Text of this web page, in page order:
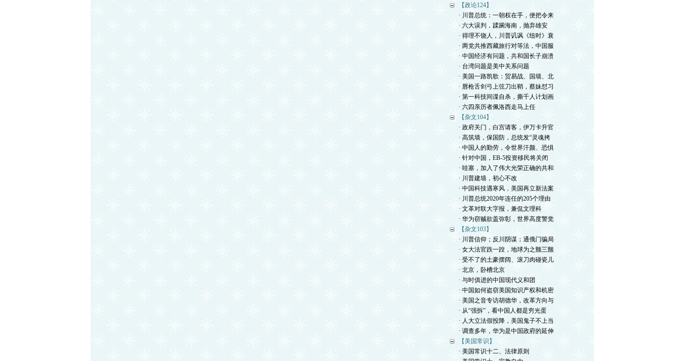
【政论124】
· 川普总统：一朝权在手，便把令来
· 六大误判，蹂躏海南，抛弃雄安
· 得理不饶人，川普讥讽《纽时》衰
· 两党共推西藏旅行对等法，中国服
· 中国经济有问题，共和国长子崩溃
· 台湾问题是美中关系问题
· 美国一路凯歌：贸易战、国墙、北
· 唇枪舌剑弓上弦刀出鞘，蔡妹怼习
· 第一科技间谍自杀，撕千人计划画
· 六四亲历者佩洛西走马上任
【杂文104】
· 政府关门，白宫请客，伊万卡升官
· 高筑墙，保国防，总统发“灵魂拷
· 中国人的勤劳，令世界汗颜、恐惧
· 针对中国，EB-5投资移民将关闭
· 哇塞，加入了伟大光荣正确的共和
· 川普建墙，初心不改
· 中国科技遇寒风，美国再立新法案
· 川普总统2020年连任的205个理由
· 文革对联大字报，兼侃文理科
· 华为窃贼欲盖弥彰，世界高度警觉
【杂文103】
· 川普信仰；反川阴谋；通俄门骗局
· 女大法官跌一跤，地球为之颤三颤
· 受不了的土豪摆阔、滚刀肉碰瓷儿
· 北京，卧槽北京
· 与时俱进的中国现代义和团
· 中国如何盗窃美国知识产权和机密
· 美国之音专访胡德华，改革方向与
· 从“强拆”，看中国人都是穷光蛋
· 人大立法假投降，美国鬼子不上当
· 调查多年，华为是中国政府的延伸
【美国常识】
· 美国常识十二、法律原则